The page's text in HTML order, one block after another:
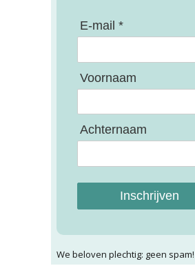
E-mail *
Voornaam
Achternaam
Inschrijven
We beloven plechtig: geen spam!